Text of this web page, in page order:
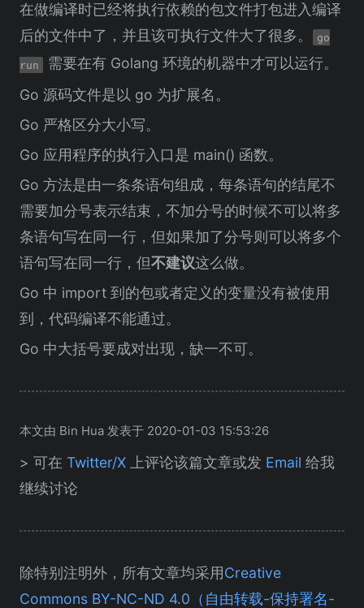
在做编译时已经将执行依赖的包文件打包进入编译
后的文件中了，并且该可执行文件大了很多。
go
run
需要在有 Golang 环境的机器中才可以运行。
Go 源码文件是以 go 为扩展名。
Go 严格区分大小写。
Go 应用程序的执行入口是 main() 函数。
Go 方法是由一条条语句组成，每条语句的结尾不
需要加分号表示结束，不加分号的时候不可以将多
条语句写在同一行，但如果加了分号则可以将多个
语句写在同一行，但不建议这么做。
Go 中 import 到的包或者定义的变量没有被使用
到，代码编译不能通过。
Go 中大括号要成对出现，缺一不可。
本文由 Bin Hua 发表于 2020-01-03 15:53:26
> 可在 Twitter/X 上评论该篇文章或发 Email 给我
继续讨论
除特别注明外，所有文章均采用Creative
Commons BY-NC-ND 4.0（自由转载-保持署名-